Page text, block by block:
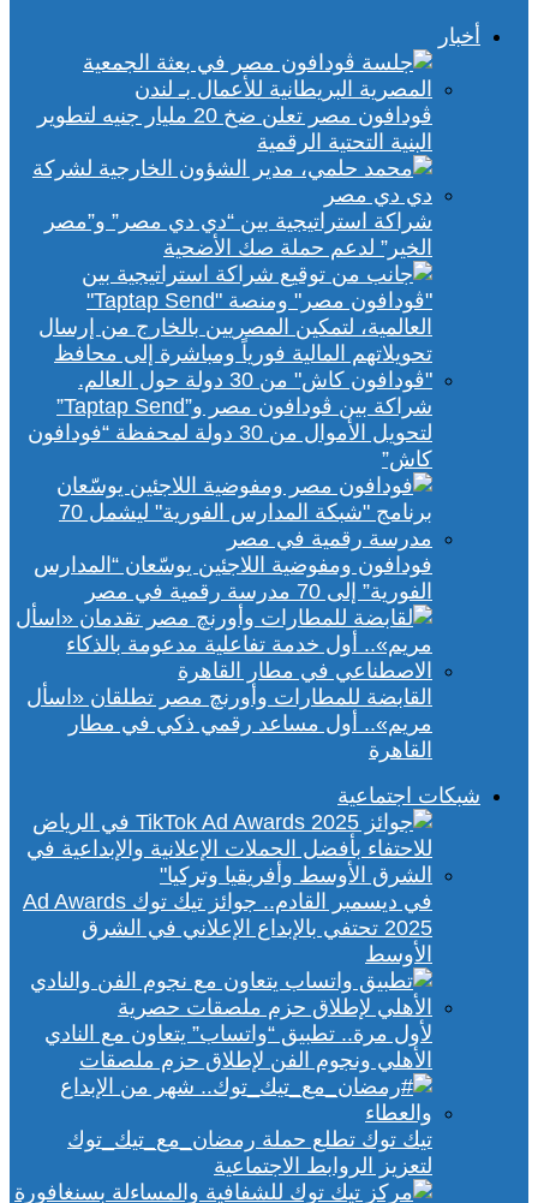
أخبار
ڤودافون مصر تعلن ضخ 20 مليار جنيه لتطوير
البنية التحتية الرقمية
شراكة استراتيجية بين “دي دي مصر” و”مصر
الخير” لدعم حملة صك الأضحية
شراكة بين ڤودافون مصر و”Taptap Send”
لتحويل الأموال من 30 دولة لمحفظة “فودافون
كاش”
فودافون ومفوضية اللاجئين يوسّعان “المدارس
الفورية” إلى 70 مدرسة رقمية في مصر
القابضة للمطارات وأورنچ مصر تطلقان «اسأل
مريم».. أول مساعد رقمي ذكي في مطار
القاهرة
شبكات اجتماعية
في ديسمبر القادم.. جوائز تيك توك Ad Awards
2025 تحتفي بالإبداع الإعلاني في الشرق
الأوسط
لأول مرة.. تطبيق “واتساب” يتعاون مع النادي
الأهلي ونجوم الفن لإطلاق حزم ملصقات
تيك توك تطلع حملة رمضان_مع_تيك_توك
لتعزيز الروابط الاجتماعية